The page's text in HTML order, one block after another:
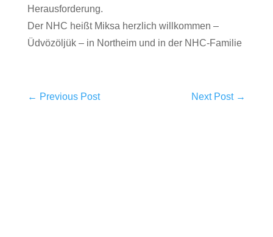
Herausforderung.
Der NHC heißt Miksa herzlich willkommen –
Üdvözöljük – in Northeim und in der NHC-Familie
← Previous Post Next Post→